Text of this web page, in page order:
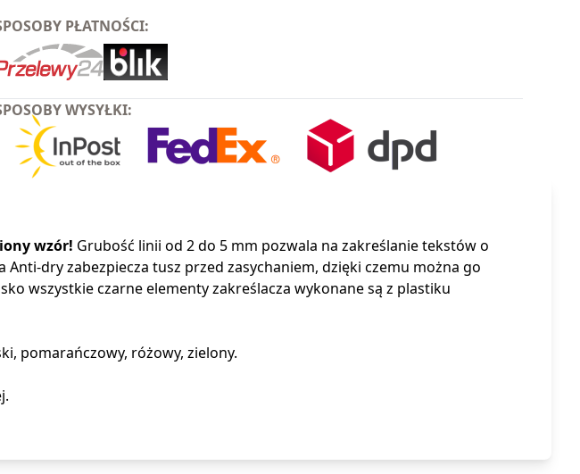
PŁATNOŚCI:
WYSYŁKI:
wzór! Grubość linii od 2 do 5 mm pozwala na zakreślanie tekstów o
dry zabezpiecza tusz przed zasychaniem, dzięki czemu można go
wszystkie czarne elementy zakreślacza wykonane są z plastiku
pomarańczowy, różowy, zielony.